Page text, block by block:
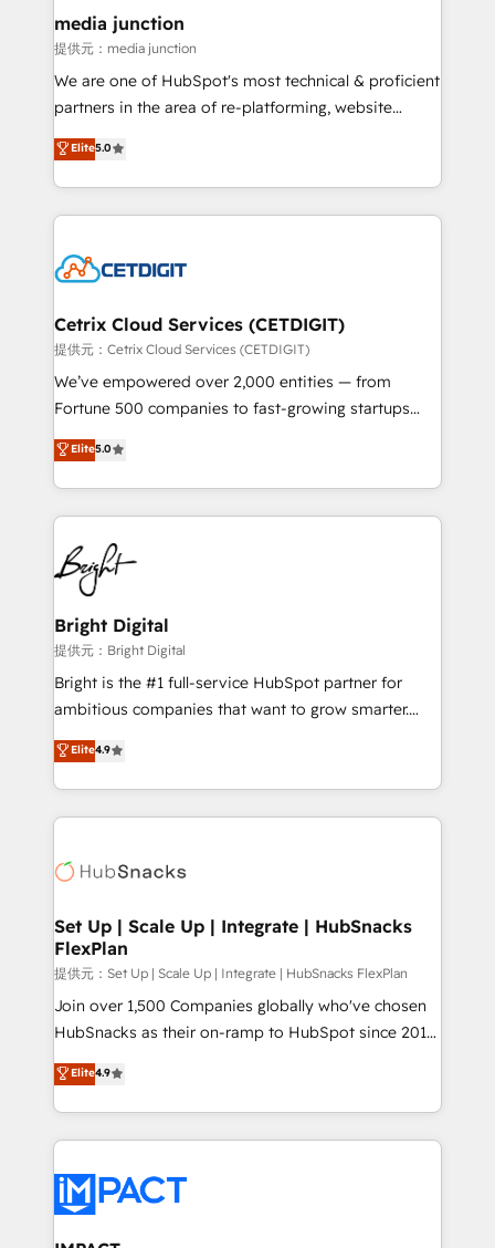
Mexico, USA, and Portugal—we've executed over a
hundred successful operations. Our approach,
rooted in RevOps principles, integrates analysis,
training, planning, and qualification. Leveraging
inbound marketing tactics, we focus on
understanding, nurturing, and converting leads.
competitive market.
media junction
提供元：media junction
We are one of HubSpot's most technical & proficient
partners in the area of re-platforming, website
design & development. We specialize in multi-hub
implementations for mid-market & enterprise
companies. We are woman-owned, powered by
coffee, and we ❤️ dogs. We produce award-winning
Impact Award 🏆2022 Technical Expertise Impact
Award 🏆2020 Elite Solutions Partner 🏆2019
Integrations HubSpot Impact Award 🏆2019
Marketing Enablement HubSpot Impact Award 🏆
2018 Website Design HubSpot Impact Award 🏆2017
Growth-Driven Design Agency of the Year 🏆2016
Sales Enablement HubSpot Impact Award 🏆2015
HubSpot COS Performance Award 🏆2014 HubSpot
COS Design Award 🏆2013 HubSpot Marketplace
Partner 📆Founded in 1997
Elite5.0
Cetrix Cloud Services (CETDIGIT)
提供元：Cetrix Cloud Services (CETDIGIT)
We’ve empowered over 2,000 entities — from
Fortune 500 companies to fast-growing startups
and nonprofits — to streamline operations, scale
revenue, and unlock the full potential of HubSpot.
With deep technical and industry expertise, we fuse
automation, integration, and AI innovation to deliver
lasting impact. We specialize in: • Turnkey and end-
to-end HubSpot implementations • Onboarding for
Sales, Service, Marketing & Content Hubs • AI voice
and chat agents, predictive automation, and smart
workflows • Salesforce + HubSpot integration •
RevOps and AI-driven sales enablement • Website
design and CMS development • ERP integration: SAP,
and CRM migration from any platform •
Client/member portals built on HubSpot • Custom
WooCommerce, BuilderTrend, and more Experience
the difference — reach out to see how AI + HubSpot
Elite5.0
Bright Digital
提供元：Bright Digital
Bright is the #1 full-service HubSpot partner for
ambitious companies that want to grow smarter.
From HubSpot onboarding, to training, from
developing a new website to lead generation and
digital marketing; we do it all (and with great
results)! In short, our services include: - HubSpot
HubSpot development: websites, custom modules,
marketing, advertising, campaigns, content and
design We connect people, data and technology to
improve customer experiences. With our bright
people, exciting ideas and can-do mentality, we
ensure revenue growth on a daily basis. So tell us
team of 100+ experts is ready for you! Driving digital
growth | www.brightdigital.com
Elite4.9
Set Up | Scale Up | Integrate | HubSnacks
FlexPlan
提供元：Set Up | Scale Up | Integrate | HubSnacks FlexPlan
Join over 1,500 Companies globally who've chosen
HubSnacks as their on-ramp to HubSpot since 2014
Simple pay-as-you-go plans that accelerate value...
1️⃣ Set Up | Onboarding New or Check-fixing existing
HubSpot portals 2️⃣ Scale Up | 100% HubSpot Task
Execution... Global 24/7 ... All Experts 3️⃣ Integrate |
Slash months from your API Integration project... ⬅️
Click "Contact Business" ⬅️ to access 150+ Kickstart
Elite4.9